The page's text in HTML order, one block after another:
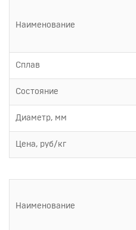
Наименование
Сплав
Состояние
Диаметр, мм
Цена, руб/кг
Наименование